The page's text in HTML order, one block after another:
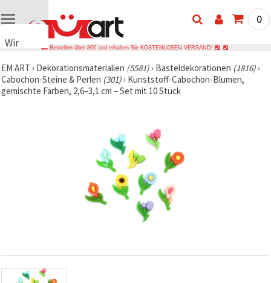
Wir
Cookies
🍪 Wir
verwenden
Datenverkehr
0
Bestellen über 80€ und erhalten Sie KOSTENLOSEN VERSAND!
EM ART › Dekorationsmaterialien (5581)› Basteldekorationen (1816)›
Cabochon-Steine & Perlen (301)› Kunststoff-Cabochon-Blumen,
gemischte Farben, 2,6–3,1 cm – Set mit 10 Stück